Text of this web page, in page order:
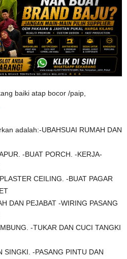
baiki atap bocor /paip,
adalah:-UBAHSUAI RUMAH DAN
-BUAT PORCH. -KERJA-
CEILING. -BUAT PAGAR
DAN PEJABAT -WIRING PASANG
-TUKAR DAN CUCI TANGKI
SINGKI. -PASANG PINTU DAN